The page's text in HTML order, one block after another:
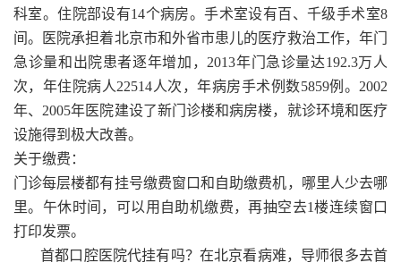
科室。住院部设有14个病房。手术室设有百、千级手术室8
间。医院承担着北京市和外省市患儿的医疗救治工作，年门
急诊量和出院患者逐年增加，2013年门急诊量达192.3万人
次，年住院病人22514人次，年病房手术例数5859例。2002
年、2005年医院建设了新门诊楼和病房楼，就诊环境和医疗
设施得到极大改善。
关于缴费：
门诊每层楼都有挂号缴费窗口和自助缴费机，哪里人少去哪
里。午休时间，可以用自助机缴费，再抽空去1楼连续窗口
打印发票。
首都口腔医院代挂有吗？在北京看病难，导师很多去首